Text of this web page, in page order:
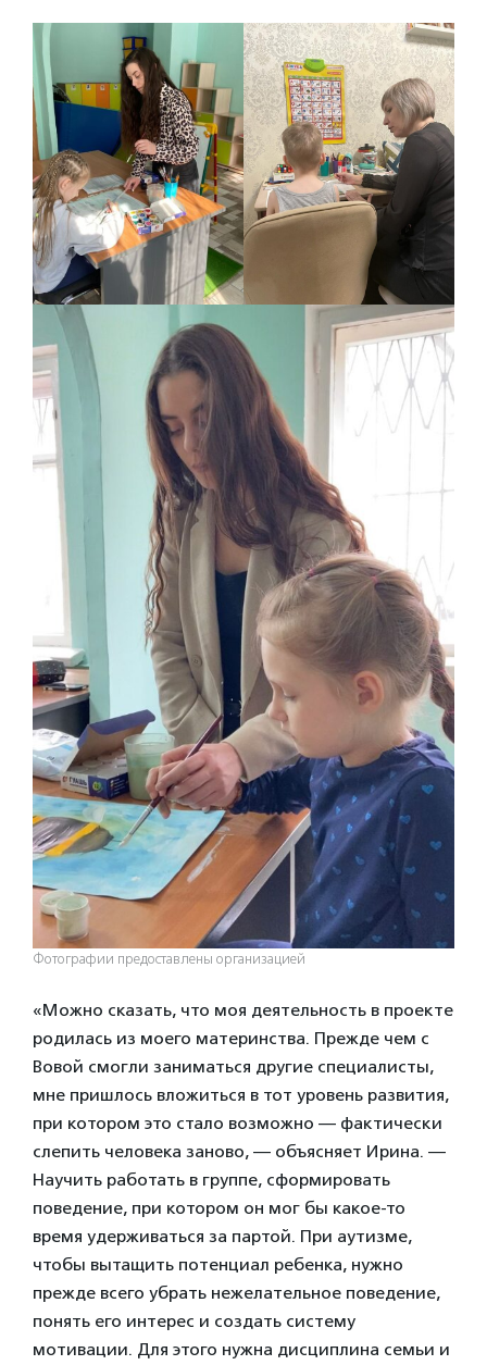
Фотографии предоставлены организацией
«Можно сказать, что моя деятельность в проекте
родилась из моего материнства. Прежде чем с
Вовой смогли заниматься другие специалисты,
мне пришлось вложиться в тот уровень развития,
при котором это стало возможно — фактически
слепить человека заново, — объясняет Ирина. —
Научить работать в группе, сформировать
поведение, при котором он мог бы какое-то
время удерживаться за партой. При аутизме,
чтобы вытащить потенциал ребенка, нужно
прежде всего убрать нежелательное поведение,
понять его интерес и создать систему
мотивации. Для этого нужна дисциплина семьи и